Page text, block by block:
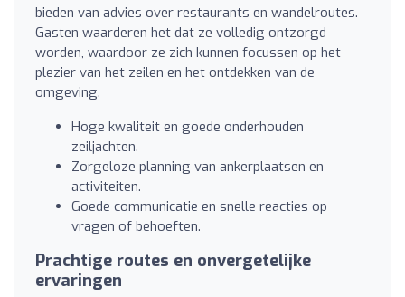
bieden van advies over restaurants en wandelroutes.
Gasten waarderen het dat ze volledig ontzorgd
worden, waardoor ze zich kunnen focussen op het
plezier van het zeilen en het ontdekken van de
omgeving.
Hoge kwaliteit en goede onderhouden
zeiljachten.
Zorgeloze planning van ankerplaatsen en
activiteiten.
Goede communicatie en snelle reacties op
vragen of behoeften.
Prachtige routes en onvergetelijke
ervaringen